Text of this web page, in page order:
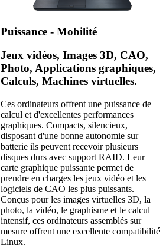
Puissance - Mobilité
Jeux vidéos, Images 3D, CAO,
Photo, Applications graphiques,
Calculs, Machines virtuelles.
Ces ordinateurs offrent une puissance de
calcul et d'excellentes performances
graphiques. Compacts, silencieux,
disposant d'une bonne autonomie sur
batterie ils peuvent recevoir plusieurs
disques durs avec support RAID. Leur
carte graphique puissante permet de
prendre en charges les jeux vidéo et les
logiciels de CAO les plus puissants.
Conçus pour les images virtuelles 3D, la
photo, la vidéo, le graphisme et le calcul
intensif, ces ordinateurs assemblés sur
mesure offrent une excellente compatibilité
Linux.